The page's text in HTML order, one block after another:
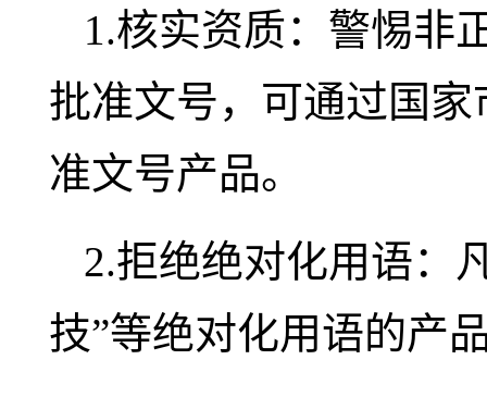
1.核实资质：警惕非
批准文号，可通过国
准文号产品。
2.拒绝绝对化用语：
技”等绝对化用语的产